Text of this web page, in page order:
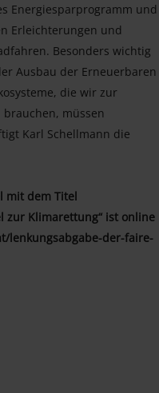
Energiesparprogramm und
Erleichterungen und
Besonders wichtig
Ausbau der Erneuerbaren
die wir zur
müssen
Karl Schellmann die
mit dem Titel
zur Klimarettung“ ist online
lenkungsabgabe-der-faire-